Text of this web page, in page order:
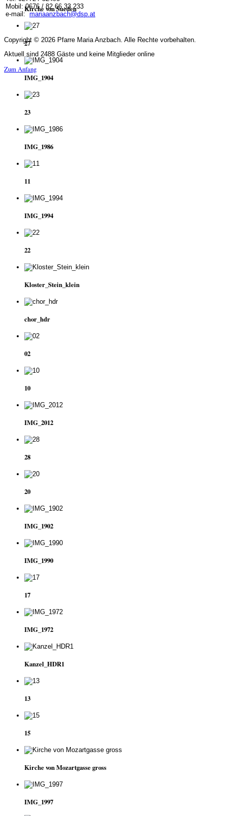
Kirche von Sueden
27
IMG_1904
23
IMG_1986
11
IMG_1994
22
Kloster_Stein_klein
chor_hdr
02
10
IMG_2012
28
20
IMG_1902
IMG_1990
17
IMG_1972
Kanzel_HDR1
13
15
Kirche von Mozartgasse gross
IMG_1997
Mobil: 0676 / 82 66 33 233
e-mail: mariaanzbach@dsp.at
Copyright © 2026 Pfarre Maria Anzbach. Alle Rechte vorbehalten.
Aktuell sind 2488 Gäste und keine Mitglieder online
Zum Anfang